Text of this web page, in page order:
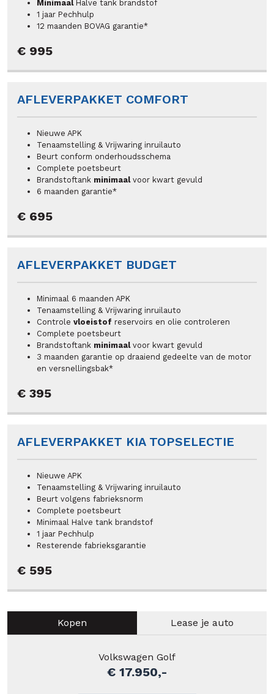
MinimaalHalve tank brandstof
1 jaar Pechhulp
12 maanden BOVAG garantie*
€ 995
AFLEVERPAKKET COMFORT
Nieuwe APK
Tenaamstelling & Vrijwaring inruilauto
Beurt conform onderhoudsschema
Complete poetsbeurt
Brandstoftank minimaalvoor kwart gevuld
6 maanden garantie*
€ 695
AFLEVERPAKKET BUDGET
Minimaal 6 maanden APK
Tenaamstelling & Vrijwaring inruilauto
Controle vloeistof reservoirs en olie controleren
Complete poetsbeurt
Brandstoftank minimaalvoor kwart gevuld
3 maanden garantie op draaiend gedeelte van de motor
en versnellingsbak*
€ 395
AFLEVERPAKKET KIA TOPSELECTIE
Nieuwe APK
Tenaamstelling & Vrijwaring inruilauto
Beurt volgens fabrieksnorm
Complete poetsbeurt
Minimaal Halve tank brandstof
1 jaar Pechhulp
Resterende fabrieksgarantie
€ 595
Kopen Lease je auto
Volkswagen Golf
€ 17.950,-